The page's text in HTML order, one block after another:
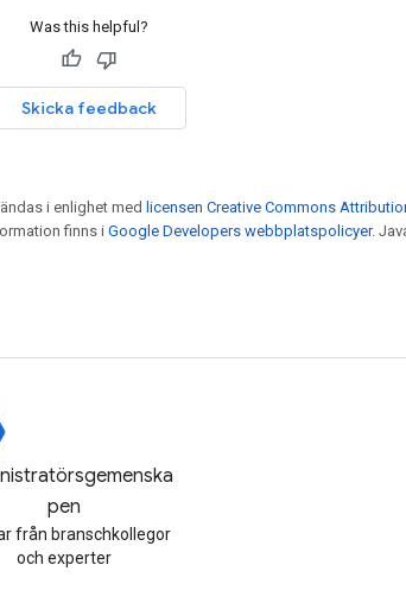
Was this helpful?
Skicka feedback
i enlighet med licensen Creative Commons
finns i Google Developers webbplatspolicyer.
pen
från branschkollegor
och experter